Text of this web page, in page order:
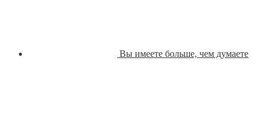
Вы имеете больше, чем думаете